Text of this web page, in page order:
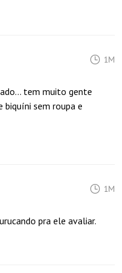
1M
tem muito gente
sem roupa e
1M
pra ele avaliar.